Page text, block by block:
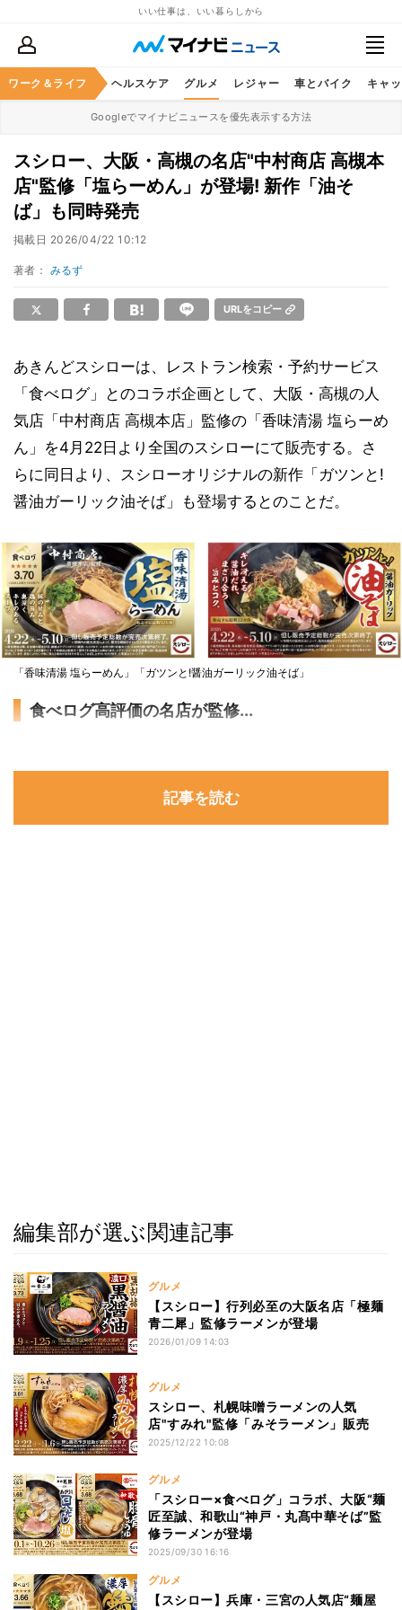
いい仕事は、いい暮らしから
ワーク＆ライフ
マネー 暮らし ヘルスケア グルメ レジャー 車とバイク キャ
Googleでマイナビニュースを優先表示する方法
スシロー、大阪・高槻の名店"中村商店 高槻本
店"監修「塩らーめん」が登場! 新作「油そ
ば」も同時発売
掲載日 2026/04/22 10:12
著者： みるず
URLをコピー
あきんどスシローは、レストラン検索・予約サービス
「食べログ」とのコラボ企画として、大阪・高槻の人
気店「中村商店 高槻本店」監修の「香味清湯 塩らーめ
ん」を4月22日より全国のスシローにて販売する。さ
らに同日より、スシローオリジナルの新作「ガツンと!
醤油ガーリック油そば」も登場するとのことだ。
「香味清湯 塩らーめん」「ガツンと!醤油ガーリック油そば」
食べログ高評価の名店が監修...
記事を読む
編集部が選ぶ関連記事
グルメ
【スシロー】行列必至の大阪名店「極麺
青二犀」監修ラーメンが登場
2026/01/09 14:03
グルメ
スシロー、札幌味噌ラーメンの人気
店"すみれ"監修「みそラーメン」販売
2025/12/22 10:08
グルメ
「スシロー×食べログ」コラボ、大阪“麺
匠至誠、和歌山“神戸・丸髙中華そば”監
修ラーメンが登場
2025/09/30 16:16
グルメ
【スシロー】兵庫・三宮の人気店“麺屋